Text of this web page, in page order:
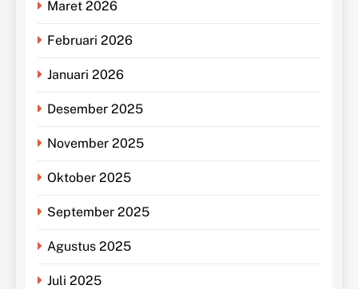
Maret 2026
Februari 2026
Januari 2026
Desember 2025
November 2025
Oktober 2025
September 2025
Agustus 2025
Juli 2025